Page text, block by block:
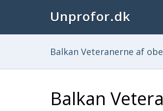
Unprofor.dk
Balkan Veteranerne af
Balkan